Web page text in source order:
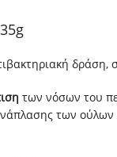
δράση,
των νόσων του
των